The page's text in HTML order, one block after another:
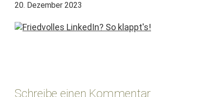
20. Dezember 2023
Interaktionen
Schreibe einen Kommentar